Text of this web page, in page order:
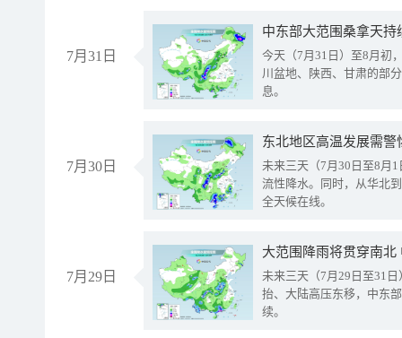
7月31日
中东部大范围桑拿天
今天（7月31日）至8月初
川盆地、陕西、甘肃的部
息。
7月30日
东北地区高温发展需
未来三天（7月30日至8月
流性降水。同时，从华北
全天候在线。
7月29日
大范围降雨将贯穿南
未来三天（7月29日至31
抬、大陆高压东移，中东
续。